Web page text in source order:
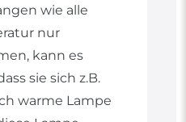
wie alle
nur
kann es
sie sich z.B.
warme Lampe